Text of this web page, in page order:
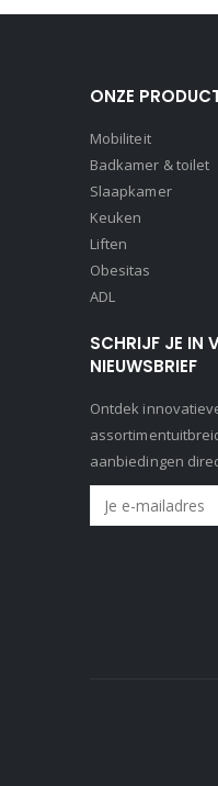
ONZE
Mobiliteit
Badkamer & toilet
Slaapkamer
Keuken
Liften
Obesitas
ADL
SCHRIJF JE IN
NIEUWSBRIEF
Ontdek
aanbiedingen